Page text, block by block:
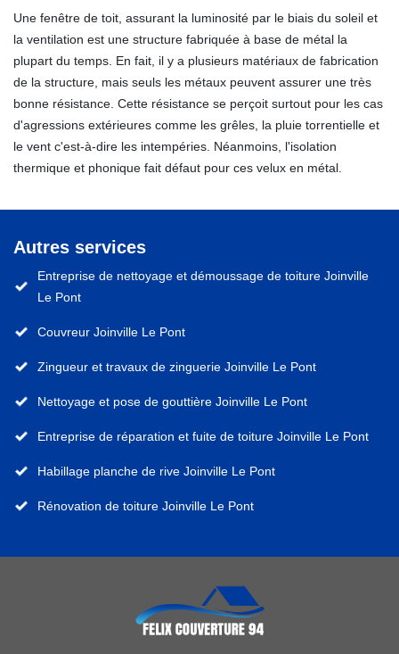
Une fenêtre de toit, assurant la luminosité par le biais du soleil et
la ventilation est une structure fabriquée à base de métal la
plupart du temps. En fait, il y a plusieurs matériaux de fabrication
de la structure, mais seuls les métaux peuvent assurer une très
bonne résistance. Cette résistance se perçoit surtout pour les cas
d'agressions extérieures comme les grêles, la pluie torrentielle et
le vent c'est-à-dire les intempéries. Néanmoins, l'isolation
thermique et phonique fait défaut pour ces velux en métal.
Autres services
Entreprise de nettoyage et démoussage de toiture Joinville
Le Pont
Couvreur Joinville Le Pont
Zingueur et travaux de zinguerie Joinville Le Pont
Nettoyage et pose de gouttière Joinville Le Pont
Entreprise de réparation et fuite de toiture Joinville Le Pont
Habillage planche de rive Joinville Le Pont
Rénovation de toiture Joinville Le Pont